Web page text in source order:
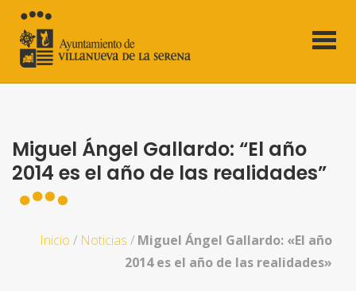
Miguel Ángel Gallardo: “El año
2014 es el año de las realidades”
Inicio / Noticias / Miguel Ángel Gallardo: «El año
2014 es el año de las realidades»